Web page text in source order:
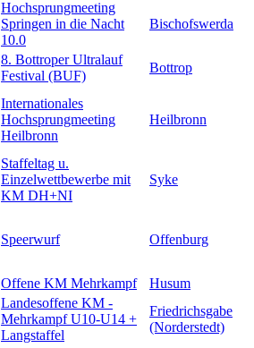
Hochsprungmeeting
Springen in die Nacht
10.0
Bischofswerda
8. Bottroper Ultralauf
Festival (BUF)
Bottrop
Internationales
Hochsprungmeeting
Heilbronn
Heilbronn
Staffeltag u.
Einzelwettbewerbe mit
KM DH+NI
Syke
Speerwurf Offenburg
Offene KM Mehrkampf Husum
Landesoffene KM -
Mehrkampf U10-U14 +
Langstaffel
Friedrichsgabe
(Norderstedt)